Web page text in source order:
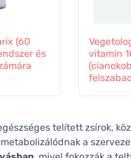
(60
és
vitamin
telített zsírok,
a